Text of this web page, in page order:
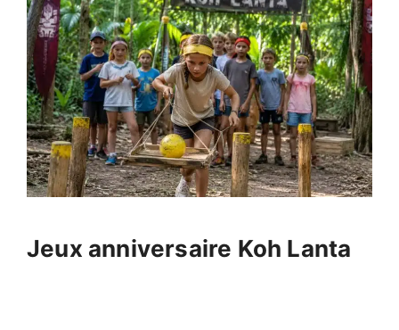
Jeux anniversaire Koh Lanta